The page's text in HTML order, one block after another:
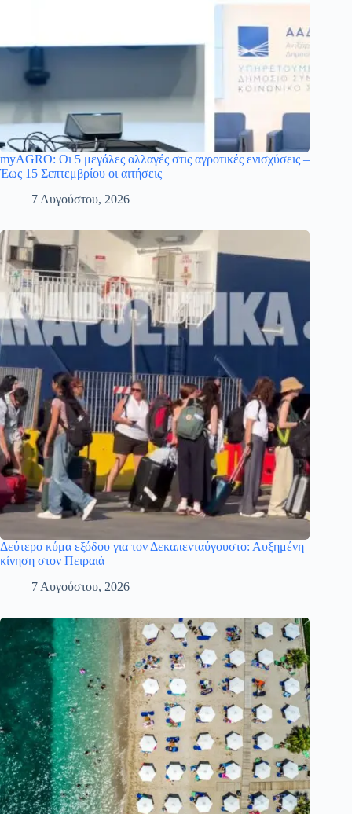
myAGRO: Οι 5 μεγάλες αλλαγές στις αγροτικές ενισχύσεις –
Έως 15 Σεπτεμβρίου οι αιτήσεις
7 Αυγούστου, 2026
Δεύτερο κύμα εξόδου για τον Δεκαπενταύγουστο: Αυξημένη
κίνηση στον Πειραιά
7 Αυγούστου, 2026